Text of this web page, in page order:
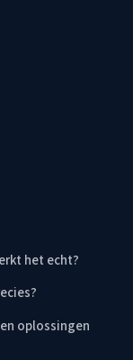
het echt?
oplossingen